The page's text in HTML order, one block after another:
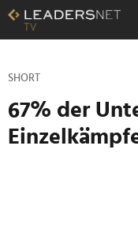
Zum
Inhalt
Zur
Navigation
Hauptnavigation
SHORT
67% der